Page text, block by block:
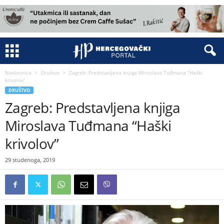
Naslovnica Društvo
Zagreb: Predstavljena knjiga Miroslava Tuđmana “Haški
krivolov”
DRUŠTVO
Zagreb: Predstavljena knjiga
Miroslava Tuđmana “Haški
krivolov”
29 studenoga, 2019